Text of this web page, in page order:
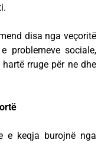
disa nga veçoritë
problemeve sociale,
rruge për ne dhe
e keqja burojnë nga